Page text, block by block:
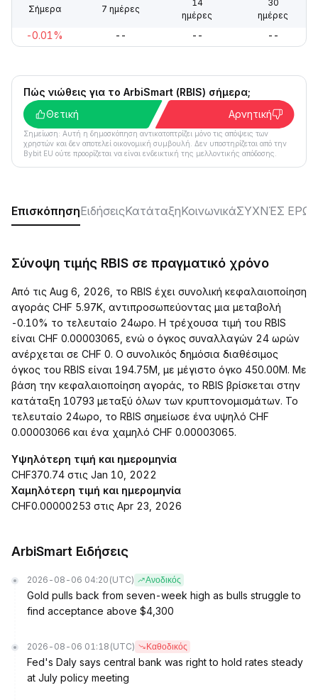
Σήμερα 7 ημέρες
14
ημέρες
30
ημέρες
-0.01% -- -- --
Πώς νιώθεις για το ArbiSmart (RBIS) σήμερα;
Θετική
Αρνητική
Σημείωση: Αυτή η δημοσκόπηση αντικατοπτρίζει μόνο τις απόψεις των
χρηστών και δεν αποτελεί οικονομική συμβουλή. Δεν υποστηρίζεται από την
Bybit EU ούτε προορίζεται να είναι ενδεικτική της μελλοντικής απόδοσης.
ΕπισκόπησηΕιδήσειςΚατάταξηΚοινωνικάΣΥΧΝΈΣ
Σύνοψη τιμής RBIS σε πραγματικό χρόνο
Από τις Aug 6, 2026, το RBIS έχει συνολική κεφαλαιοποίηση
αγοράς CHF 5.97K, αντιπροσωπεύοντας μια μεταβολή
-0.10% το τελευταίο 24ωρο. Η τρέχουσα τιμή του RBIS
είναι CHF 0.00003065, ενώ ο όγκος συναλλαγών 24 ωρών
ανέρχεται σε CHF 0. Ο συνολικός δημόσια διαθέσιμος
όγκος του RBIS είναι 194.75M, με μέγιστο όγκο 450.00M. Με
βάση την κεφαλαιοποίηση αγοράς, το RBIS βρίσκεται στην
κατάταξη 10793 μεταξύ όλων των κρυπτονομισμάτων. Το
τελευταίο 24ωρο, το RBIS σημείωσε ένα υψηλό CHF
0.00003066 και ένα χαμηλό CHF 0.00003065.
Υψηλότερη τιμή και ημερομηνία
CHF370.74 στις Jan 10, 2022
Χαμηλότερη τιμή και ημερομηνία
CHF0.00000253 στις Apr 23, 2026
ArbiSmart Ειδήσεις
2026-08-06 04:20 (UTC) Ανοδικός
Gold pulls back from seven-week high as bulls struggle to
find acceptance above $4,300
2026-08-06 01:18 (UTC) Καθοδικός
Fed's Daly says central bank was right to hold rates steady
at July policy meeting